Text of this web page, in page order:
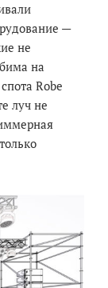
—
не
на
Robe
луч не